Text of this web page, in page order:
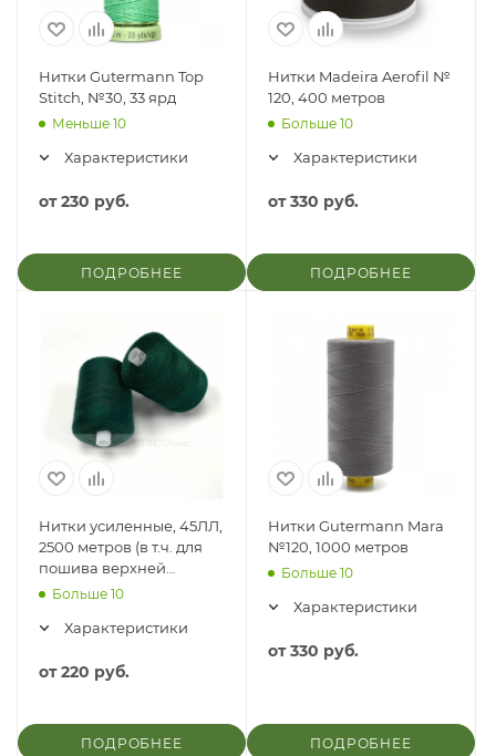
Нитки Gutermann Top
Stitch, №30, 33 ярд
Меньше 10
Характеристики
от230 руб.
ПОДРОБНЕЕ
Нитки Madeira Aerofil №
120, 400 метров
Больше 10
Характеристики
от330 руб.
ПОДРОБНЕЕ
Нитки усиленные, 45ЛЛ,
2500 метров (в т.ч. для
пошива верхней
одежды)
Больше 10
Характеристики
от220 руб.
ПОДРОБНЕЕ
Нитки Gutermann Mara
№120, 1000 метров
Больше 10
Характеристики
от330 руб.
ПОДРОБНЕЕ